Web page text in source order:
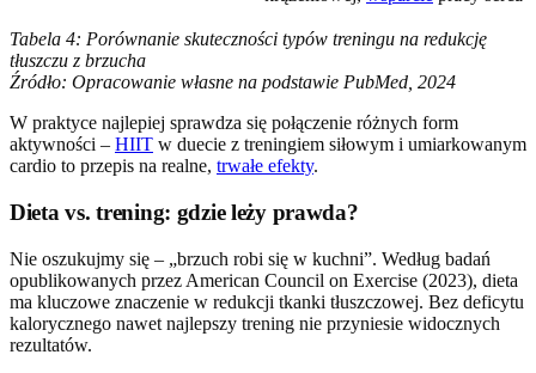
Tabela 4: Porównanie skuteczności typów treningu na redukcję
tłuszczu z brzucha
Źródło: Opracowanie własne na podstawie PubMed, 2024
W praktyce najlepiej sprawdza się połączenie różnych form
aktywności – HIIT w duecie z treningiem siłowym i umiarkowanym
cardio to przepis na realne, trwałe efekty.
Dieta vs. trening: gdzie leży prawda?
Nie oszukujmy się – „brzuch robi się w kuchni”. Według badań
opublikowanych przez American Council on Exercise (2023), dieta
ma kluczowe znaczenie w redukcji tkanki tłuszczowej. Bez deficytu
kalorycznego nawet najlepszy trening nie przyniesie widocznych
rezultatów.